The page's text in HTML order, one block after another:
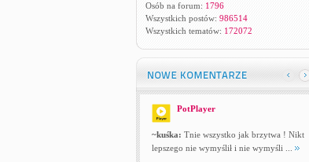
Osób na forum: 1796
Wszystkich postów: 986514
Wszystkich tematów: 172072
PotPlayer
~kuśka: Tnie wszystko jak brzytwa ! Nikt
lepszego nie wymyślił i nie wymyśli ...